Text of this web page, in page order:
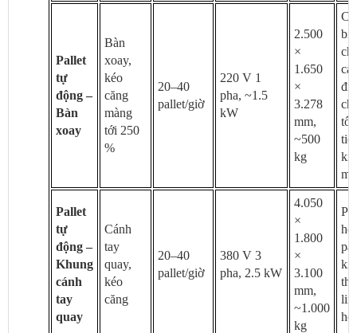
Pallet
tự
động –
Bàn
xoay
Bàn
xoay,
kéo
căng
màng
tới 250
%
20–40
pallet/giờ
220 V 1
pha, ~1.5
kW
2.500
×
1.650
×
3.278
mm,
~500
kg
tiết
Pallet
tự
động –
Khung
cánh
tay
quay
Cánh
tay
quay,
kéo
căng
20–40
pallet/giờ
380 V 3
pha, 2.5 kW
4.050
×
1.800
×
3.100
mm,
~1.000
kg